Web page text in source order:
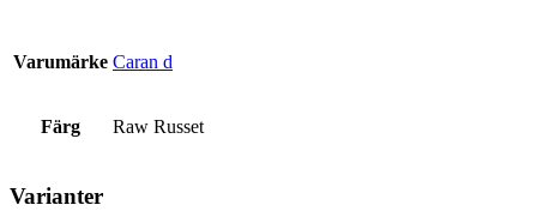
Varumärke Caran d
Färg Raw Russet
Varianter